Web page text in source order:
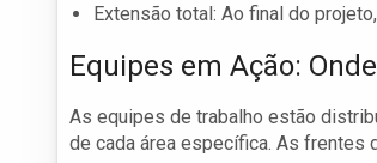
Extensão total: Ao final do
Equipes em Ação:
As equipes de trabalho estão
de cada área específica. As frentes